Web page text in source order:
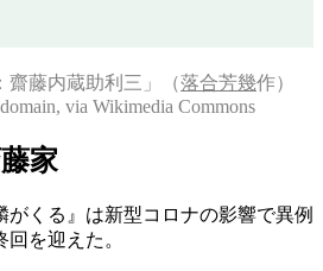
齋藤内蔵助利三」（落合芳幾作）
via Wikimedia Commons
家
がくる』は新型コロナの影響で異例
を迎えた。